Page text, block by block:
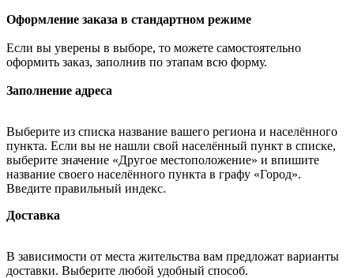
Оформление заказа в стандартном режиме
Если вы уверены в выборе, то можете самостоятельно
оформить заказ, заполнив по этапам всю форму.
Заполнение адреса
Выберите из списка название вашего региона и населённого
пункта. Если вы не нашли свой населённый пункт в списке,
выберите значение «Другое местоположение» и впишите
название своего населённого пункта в графу «Город».
Введите правильный индекс.
Доставка
В зависимости от места жительства вам предложат варианты
доставки. Выберите любой удобный способ.